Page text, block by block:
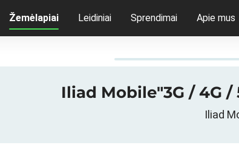
Žemėlapiai Leidiniai Sprendimai Apie mus
Iliad Mobile"3G / 4G
Iliad